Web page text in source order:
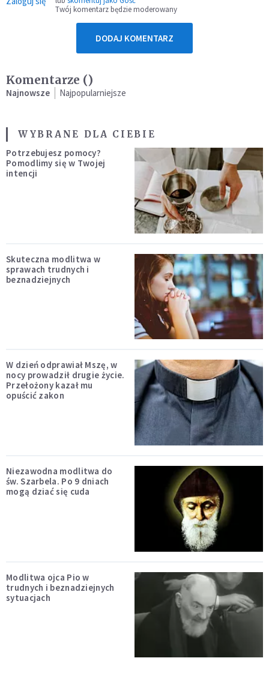
Twój komentarz będzie moderowany
DODAJ KOMENTARZ
Komentarze ()
Najnowsze Najpopularniejsze
WYBRANE DLA CIEBIE
Potrzebujesz pomocy?
Pomodlimy się w Twojej
intencji
Skuteczna modlitwa w
sprawach trudnych i
beznadziejnych
W dzień odprawiał Mszę, w
nocy prowadził drugie życie.
Przełożony kazał mu
opuścić zakon
Niezawodna modlitwa do
św. Szarbela. Po 9 dniach
mogą dziać się cuda
Modlitwa ojca Pio w
trudnych i beznadziejnych
sytuacjach